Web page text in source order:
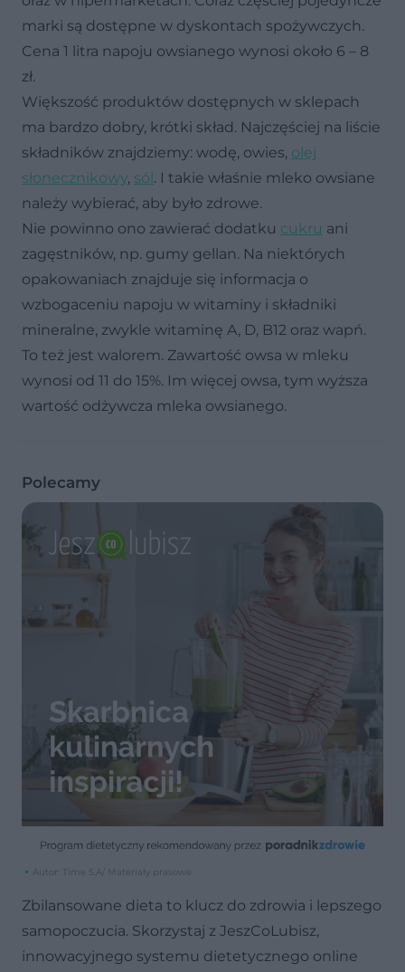
marki są dostępne w dyskontach spożywczych.
Cena 1 litra napoju owsianego wynosi około 6 – 8
zł.
Większość produktów dostępnych w sklepach
ma bardzo dobry, krótki skład. Najczęściej na liście
składników znajdziemy: wodę, owies, olej
słonecznikowy, sól. I takie właśnie mleko owsiane
należy wybierać, aby było zdrowe.
Nie powinno ono zawierać dodatku cukru ani
zagęstników, np. gumy gellan. Na niektórych
opakowaniach znajduje się informacja o
wzbogaceniu napoju w witaminy i składniki
mineralne, zwykle witaminę A, D, B12 oraz wapń.
To też jest walorem. Zawartość owsa w mleku
wynosi od 11 do 15%. Im więcej owsa, tym wyższa
wartość odżywcza mleka owsianego.
Polecamy
Autor: Time S.A/ Materiały prasowe
Zbilansowane dieta to klucz do zdrowia i lepszego
samopoczucia. Skorzystaj z JeszCoLubisz,
innowacyjnego systemu dietetycznego online